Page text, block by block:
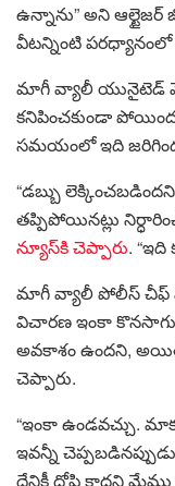
ఉన్నాను” అని
వీటన్నింటి
మాగీ వ్యాలీ యునైటెడ్
కనిపించకుండా
సమయంలో ఇది
“డబ్బు
తప్పిపోయినట్లు
న్యూస్‌కి చెప్పారు. “ఇది
మాగీ వ్యాలీ పోలీస్ చీఫ్
విచారణ ఇంకా
అవకాశం ఉందని,
చెప్పారు.
“ఇంకా ఉండవచ్చు.
ఇవన్నీ
దేనికీ దోషి కాదని మేము